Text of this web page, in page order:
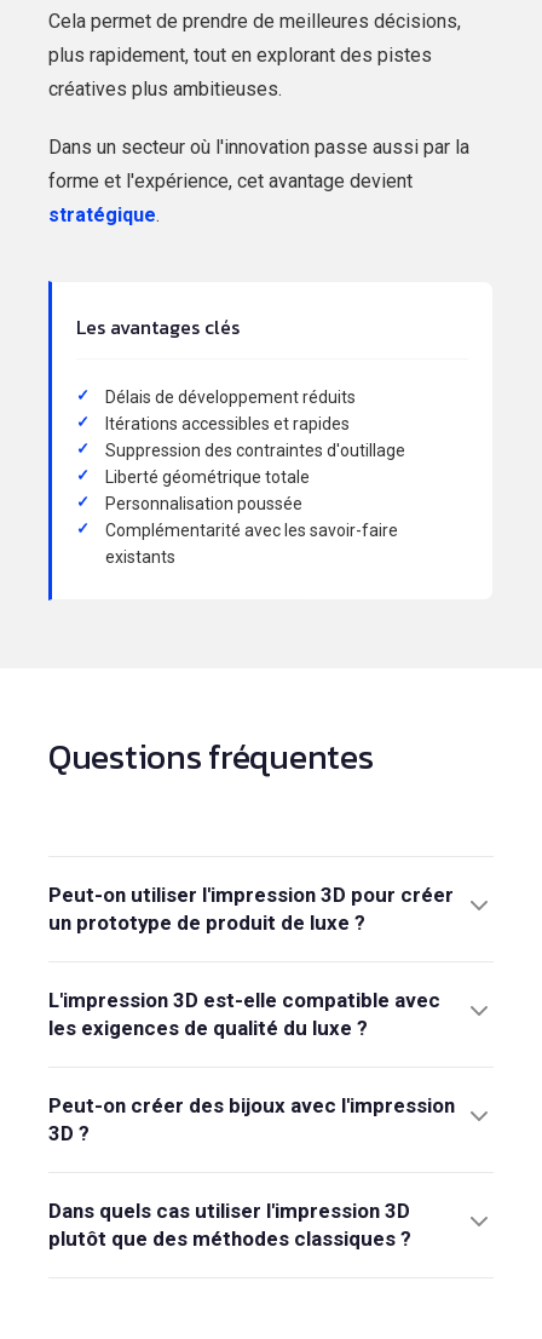
Cela permet de prendre de meilleures décisions,
plus rapidement, tout en explorant des pistes
créatives plus ambitieuses.
Dans un secteur où l'innovation passe aussi par la
forme et l'expérience, cet avantage devient
stratégique.
Les avantages clés
Délais de développement réduits
Itérations accessibles et rapides
Suppression des contraintes d'outillage
Liberté géométrique totale
Personnalisation poussée
Complémentarité avec les savoir-faire
existants
Questions fréquentes
Peut-on utiliser l'impression 3D pour créer
un prototype de produit de luxe ?
L'impression 3D est-elle compatible avec
les exigences de qualité du luxe ?
Peut-on créer des bijoux avec l'impression
3D ?
Dans quels cas utiliser l'impression 3D
plutôt que des méthodes classiques ?